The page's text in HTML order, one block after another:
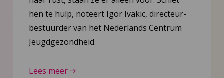
hen te hulp, noteert Igor Ivakic, directeur-
bestuurder van het Nederlands Centrum
Jeugdgezondheid.
Lees meer